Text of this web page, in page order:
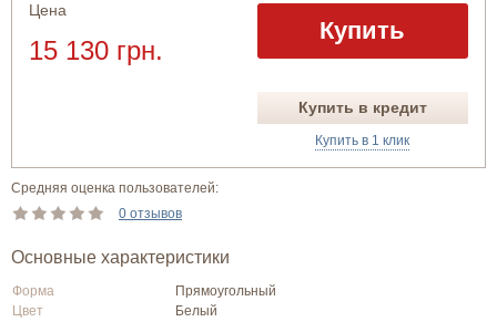
Цена
15 130 грн.
Купить
Купить в кредит
Купить в 1 клик
Средняя оценка пользователей:
0 отзывов
Основные характеристики
Форма
Прямоугольный
Цвет
Белый